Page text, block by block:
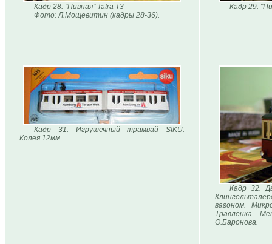
Кадр 28. "Пивная" Tatra T3
Фото: Л.Мощевитин (кадры 28-36).
Кадр 29.
Кадр 31. Игрушечный трамвай SIKU.
Колея 12мм
Кадр 32.
вагоном.
Травлёнка.
О.Баронова.